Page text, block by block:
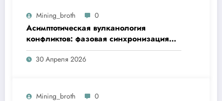
Mining_broth 0
Асимптотическая вулканология
конфликтов: фазовая синхронизация
утреннего кофе и неравенства
30 Апреля 2026
Mining_broth 0